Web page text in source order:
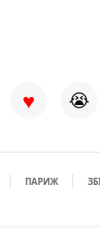
♥ 😭
ПАРИЖ